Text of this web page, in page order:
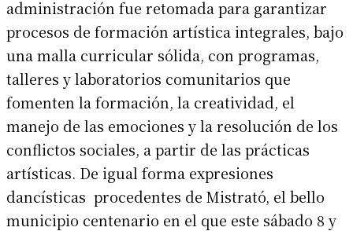
administración fue retomada para garantizar
procesos de formación artística integrales, bajo
una malla curricular sólida, con programas,
talleres y laboratorios comunitarios que
fomenten la formación, la creatividad, el
manejo de las emociones y la resolución de los
conflictos sociales, a partir de las prácticas
artísticas. De igual forma expresiones
dancísticas procedentes de Mistrató, el bello
municipio centenario en el que este sábado 8 y